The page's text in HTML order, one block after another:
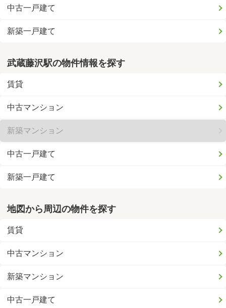
中古一戸建て
新築一戸建て
武蔵藤沢駅の物件情報を探す
賃貸
中古マンション
新築マンション
中古一戸建て
新築一戸建て
地図から周辺の物件を探す
賃貸
中古マンション
新築マンション
中古一戸建て